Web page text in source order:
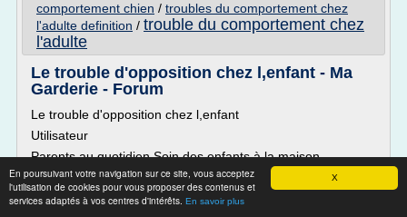
X
En poursuivant votre navigation sur ce site, vous acceptez
l'utilisation de cookies pour vous proposer des contenus et
services adaptés à vos centres d'intérêts. En savoir plus
comportement chien / troubles du comportement chez
l'adulte definition / trouble du comportement chez
l'adulte
Le trouble d'opposition chez l,enfant - Ma
Garderie - Forum
Le trouble d'opposition chez l,enfant
Utilisateur
Parents au quotidien Soin des enfants à la maison,
questions et trucs de parents...
Recherche dans les forums